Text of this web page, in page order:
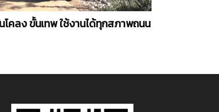
โคลง ขั้นเทพ ใช้งานได้ทุกสภาพถนน